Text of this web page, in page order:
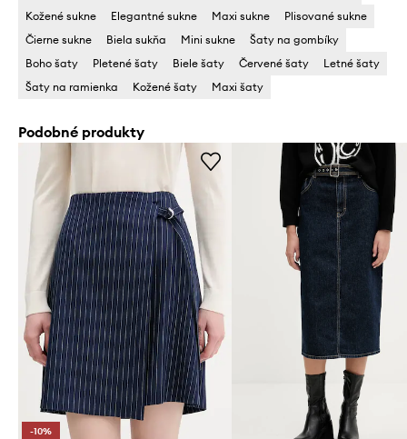
Kožené sukne
Elegantné sukne Maxi sukne
Plisované sukne
Čierne sukne
Biela sukňa Mini sukne
Šaty na gombíky
Boho šaty
Pletené šaty Biele šaty Červené šaty
Letné šaty
Šaty na ramienka
Kožené šaty Maxi šaty
Podobné produkty
-10%